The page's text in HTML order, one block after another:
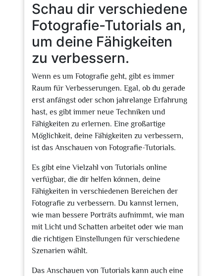
Schau dir verschiedene
Fotografie-Tutorials an,
um deine Fähigkeiten
zu verbessern.
Wenn es um Fotografie geht, gibt es immer
Raum für Verbesserungen. Egal, ob du gerade
erst anfängst oder schon jahrelange Erfahrung
hast, es gibt immer neue Techniken und
Fähigkeiten zu erlernen. Eine großartige
Möglichkeit, deine Fähigkeiten zu verbessern,
ist das Anschauen von Fotografie-Tutorials.
Es gibt eine Vielzahl von Tutorials online
verfügbar, die dir helfen können, deine
Fähigkeiten in verschiedenen Bereichen der
Fotografie zu verbessern. Du kannst lernen,
wie man bessere Porträts aufnimmt, wie man
mit Licht und Schatten arbeitet oder wie man
die richtigen Einstellungen für verschiedene
Szenarien wählt.
Das Anschauen von Tutorials kann auch eine